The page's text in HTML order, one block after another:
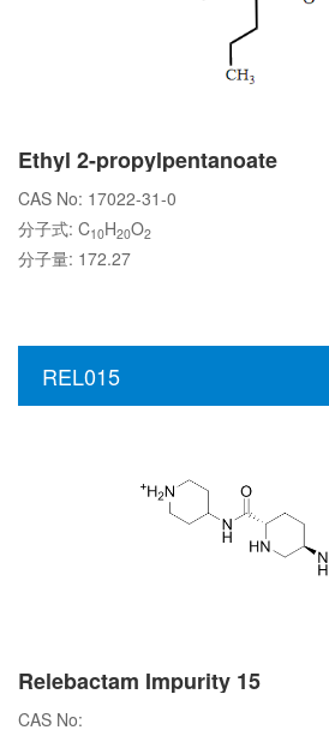
Ethyl 2-propylpentanoate
CAS No: 17022-31-0
分子式: C10H20O2
分子量: 172.27
REL015
Relebactam Impurity 15
CAS No: